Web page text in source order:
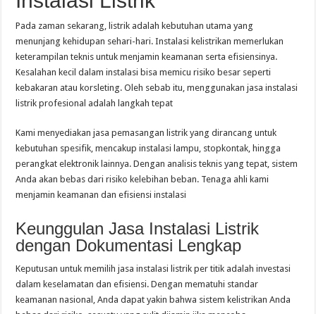
Pada zaman sekarang, listrik adalah kebutuhan utama yang
menunjang kehidupan sehari-hari. Instalasi kelistrikan memerlukan
keterampilan teknis untuk menjamin keamanan serta efisiensinya.
Kesalahan kecil dalam instalasi bisa memicu risiko besar seperti
kebakaran atau korsleting. Oleh sebab itu, menggunakan jasa instalasi
listrik profesional adalah langkah tepat
Kami menyediakan jasa pemasangan listrik yang dirancang untuk
kebutuhan spesifik, mencakup instalasi lampu, stopkontak, hingga
perangkat elektronik lainnya. Dengan analisis teknis yang tepat, sistem
Anda akan bebas dari risiko kelebihan beban. Tenaga ahli kami
menjamin keamanan dan efisiensi instalasi
Keunggulan Jasa Instalasi Listrik
dengan Dokumentasi Lengkap
Keputusan untuk memilih jasa instalasi listrik per titik adalah investasi
dalam keselamatan dan efisiensi. Dengan mematuhi standar
keamanan nasional, Anda dapat yakin bahwa sistem kelistrikan Anda